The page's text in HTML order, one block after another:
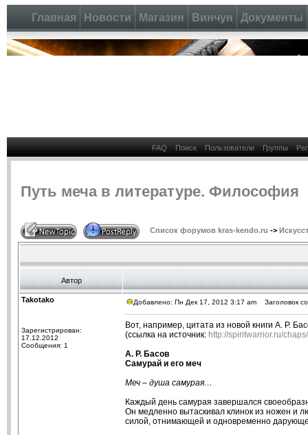
Главная Новости Магазин Винчун Документы
FAQ Поиск Пользователи Группы
Путь меча в литературе. Философия
Список форумов kras-kendo.ru ->
Автор
Takotako
Зарегистрирован:
17.12.2012
Сообщения: 1
Добавлено: Пн Дек 17, 2012 3:17 am Заголовок
Вот, например, цитата из новой книги А. Р.
(ссылка на источник: http://spiritwarrior.ru/
А. Р. Басов
Самурай и его меч
Меч – душа самурая…
Каждый день самурая завершался
Он медленно вытаскивал клинок из ножен и
силой, отнимающей и одновременно